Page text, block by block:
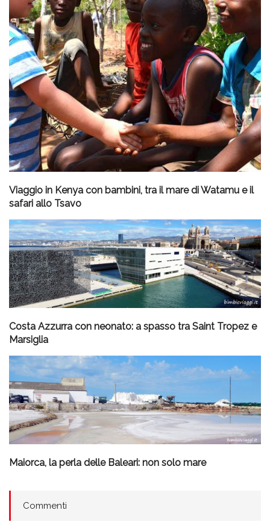
Viaggio in Kenya con bambini, tra il mare di Watamu e il
safari allo Tsavo
Costa Azzurra con neonato: a spasso tra Saint Tropez e
Marsiglia
Maiorca, la perla delle Baleari: non solo mare
Commenti